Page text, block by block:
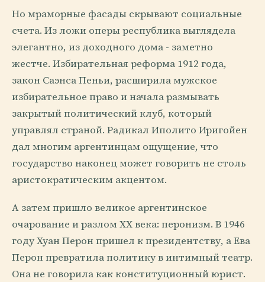
Но мраморные фасады скрывают социальные
счета. Из ложи оперы республика выглядела
элегантно, из доходного дома - заметно
жестче. Избирательная реформа 1912 года,
закон Саэнса Пеньи, расширила мужское
избирательное право и начала размывать
закрытый политический клуб, который
управлял страной. Радикал Иполито Иригойен
дал многим аргентинцам ощущение, что
государство наконец может говорить не столь
аристократическим акцентом.
А затем пришло великое аргентинское
очарование и разлом XX века: перонизм. В 1946
году Хуан Перон пришел к президентству, а Ева
Перон превратила политику в интимный театр.
Она не говорила как конституционный юрист.